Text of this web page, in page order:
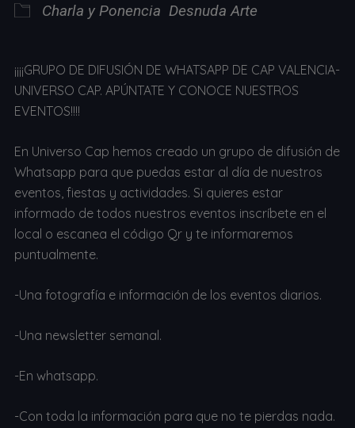
Charla y Ponencia Desnuda Arte
¡¡¡¡GRUPO DE DIFUSIÓN DE WHATSAPP DE CAP VALENCIA-
UNIVERSO CAP. APÚNTATE Y CONOCE NUESTROS
EVENTOS!!!!
En Universo Cap hemos creado un grupo de difusión de
Whatsapp para que puedas estar al día de nuestros
eventos, fiestas y actividades. Si quieres estar
informado de todos nuestros eventos inscríbete en el
local o escanea el código Qr y te informaremos
puntualmente.
-Una fotografía e información de los eventos diarios.
-Una newsletter semanal.
-En whatsapp.
-Con toda la información para que no te pierdas nada.